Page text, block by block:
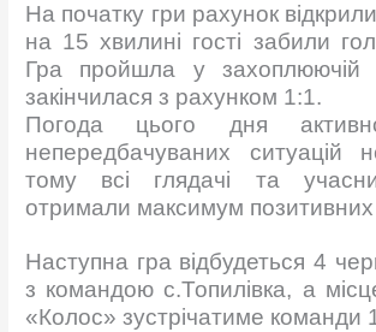
На початку гри рахунок
на 15 хвилині гості забили
Гра пройшла у захоплюючій
закінчилася з рахунком 1:1.
Погода цього дня
непередбачуваних ситуацій
тому всі глядачі та
отримали максимум позитивних
Наступна гра відбудеться 4
з командою с.Топилівка, а
«Колос» зустрічатиме команди